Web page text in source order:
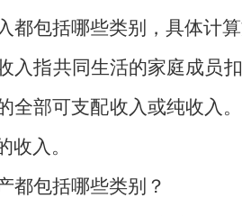
都包括哪些类别，具体计
入指共同生活的家庭成员
全部可支配收入或纯收入
收入。
都包括哪些类别？